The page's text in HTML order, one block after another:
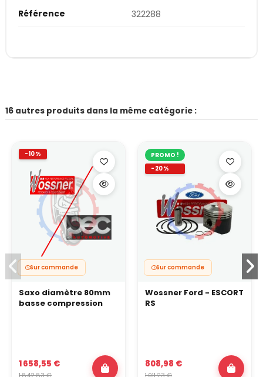
Référence 322288
16 autres produits dans la même catégorie :
-10%
Sur commande
Saxo diamètre 80mm
basse compression
1 658,55 €
PROMO !
-20%
Sur commande
Wossner Ford - ESCORT
RS
808,98 €